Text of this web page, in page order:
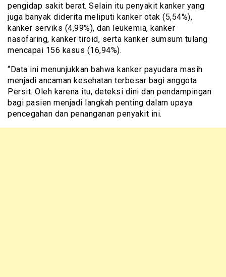
pengidap sakit berat. Selain itu penyakit kanker yang
juga banyak diderita meliputi kanker otak (5,54%),
kanker serviks (4,99%), dan leukemia, kanker
nasofaring, kanker tiroid, serta kanker sumsum tulang
mencapai 156 kasus (16,94%).
“Data ini menunjukkan bahwa kanker payudara masih
menjadi ancaman kesehatan terbesar bagi anggota
Persit. Oleh karena itu, deteksi dini dan pendampingan
bagi pasien menjadi langkah penting dalam upaya
pencegahan dan penanganan penyakit ini.